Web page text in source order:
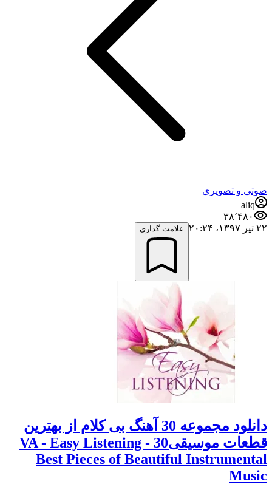
صوتی و تصویری
aliq
۳۸٬۴۸۰
۲۲ تیر ۱۳۹۷،‏ ۲۰:۲۴
علامت گذاری
دانلود مجموعه 30 آهنگ بی کلام از بهترین
قطعات موسیقیVA - Easy Listening - 30
Best Pieces of Beautiful Instrumental
Music